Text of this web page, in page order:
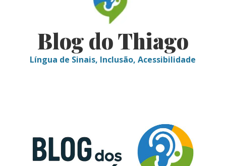
Blog do Thiago
Língua de Sinais, Inclusão, Acessibilidade